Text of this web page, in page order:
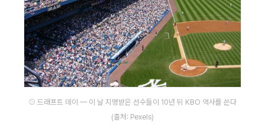
⚾ 드래프트 데이 — 이 날 지명받은 선수들이 10년 뒤 KBO 역사를 쓴다
(출처: Pexels)